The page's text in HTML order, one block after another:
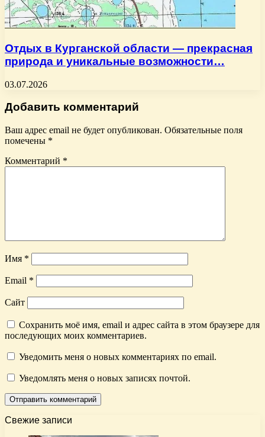
Отдых в Курганской области — прекрасная
природа и уникальные возможности…
03.07.2026
Добавить комментарий
Ваш адрес email не будет опубликован. Обязательные поля
помечены *
Комментарий *
Имя *
Email *
Сайт
Сохранить моё имя, email и адрес сайта в этом браузере для
последующих моих комментариев.
Уведомить меня о новых комментариях по email.
Уведомлять меня о новых записях почтой.
Свежие записи